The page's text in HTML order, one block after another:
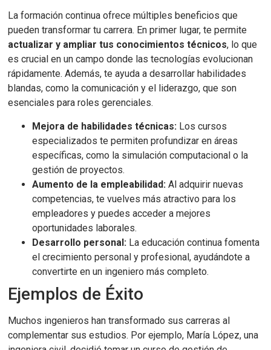
La formación continua ofrece múltiples beneficios que
pueden transformar tu carrera. En primer lugar, te permite
actualizar y ampliar tus conocimientos técnicos, lo que
es crucial en un campo donde las tecnologías evolucionan
rápidamente. Además, te ayuda a desarrollar habilidades
blandas, como la comunicación y el liderazgo, que son
esenciales para roles gerenciales.
Mejora de habilidades técnicas: Los cursos
especializados te permiten profundizar en áreas
específicas, como la simulación computacional o la
gestión de proyectos.
Aumento de la empleabilidad: Al adquirir nuevas
competencias, te vuelves más atractivo para los
empleadores y puedes acceder a mejores
oportunidades laborales.
Desarrollo personal: La educación continua fomenta
el crecimiento personal y profesional, ayudándote a
convertirte en un ingeniero más completo.
Ejemplos de Éxito
Muchos ingenieros han transformado sus carreras al
complementar sus estudios. Por ejemplo, María López, una